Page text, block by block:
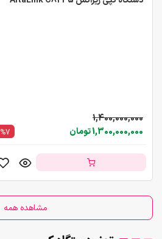
1,400,000,000
1,300,000,000 تومان
%7
مشاهده همه